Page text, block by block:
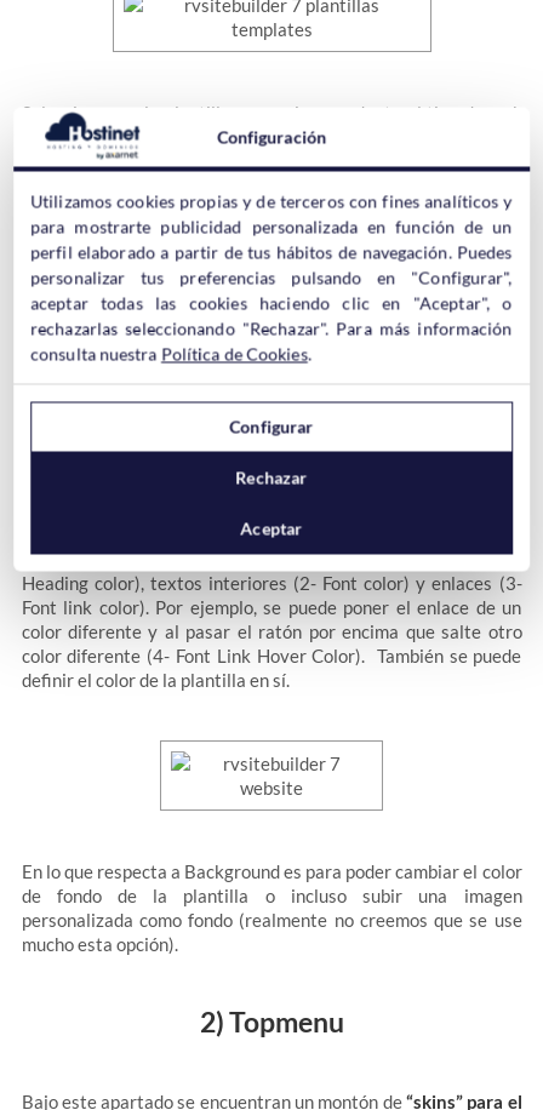
Seleccionamos la plantilla que mejor se adapte al tipo de web
que queremos construir y nos vamos hasta la segunda pestaña
Design (Diseño), que básicamente se basa en un menú con7
En Font se puede escoger el tamaño de las letras (Font Size), así
como también el color de las letras de las cabeceras (1-
Heading color), textos interiores (2- Font color) y enlaces (3-
Font link color). Por ejemplo, se puede poner el enlace de un
color diferente y al pasar el ratón por encima que salte otro
color diferente (4- Font Link Hover Color). También se puede
definir el color de la plantilla en sí.
En lo que respecta a Background es para poder cambiar el color
de fondo de la plantilla o incluso subir una imagen
personalizada como fondo (realmente no creemos que se use
mucho esta opción).
2) Topmenu
Bajo este apartado se encuentran un montón de“skins” para el
Configuración
Utilizamos cookies propias y de terceros con fines analíticos y
para mostrarte publicidad personalizada en función de un
perfil elaborado a partir de tus hábitos de navegación. Puedes
personalizar tus preferencias pulsando en "Configurar",
aceptar todas las cookies haciendo clic en "Aceptar", o
rechazarlas seleccionando "Rechazar". Para más información
consulta nuestra Política de Cookies.
Configurar
Rechazar
Aceptar